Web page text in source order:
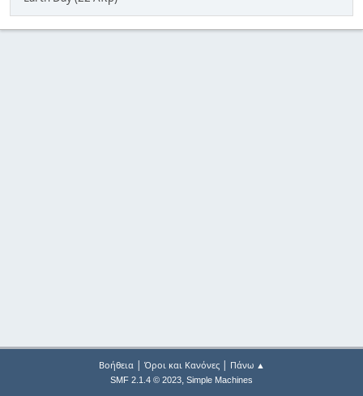
Βοήθεια| Όροι και Κανόνες| Πάνω ▲
SMF 2.1.4 © 2023, Simple Machines